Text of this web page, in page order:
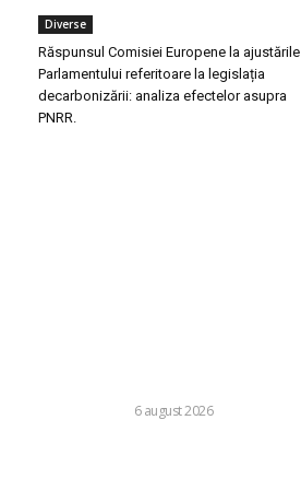
Diverse
Răspunsul Comisiei Europene la ajustările
Parlamentului referitoare la legislația
decarbonizării: analiza efectelor asupra
PNRR.
6 august 2026